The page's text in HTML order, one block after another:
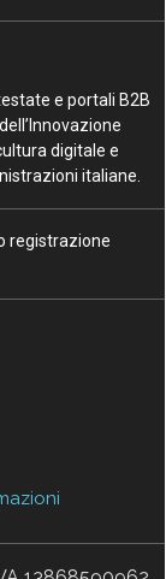
e portali B2B
digitale e
italiane.
registrazione